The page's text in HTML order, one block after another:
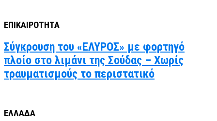
ΕΠΙΚΑΙΡΟΤΗΤΑ
Σύγκρουση του «ΕΛΥΡΟΣ» με φορτηγό
πλοίο στο λιμάνι της Σούδας – Χωρίς
τραυματισμούς το περιστατικό
ΕΛΛΑΔΑ